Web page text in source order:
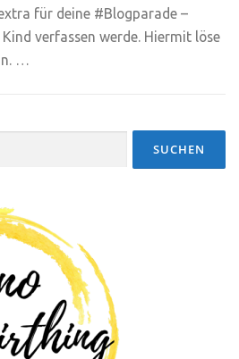
für deine #Blogparade –
verfassen werde. Hiermit löse
…